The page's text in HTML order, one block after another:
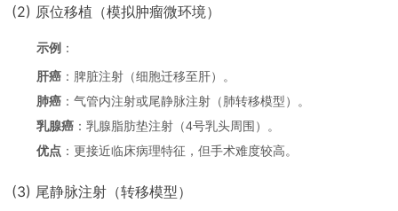
(2) 原位移植（模拟肿瘤微环境）
示例 ：
肝癌：脾脏注射（细胞迁移至肝）。
肺癌：气管内注射或尾静脉注射（肺转移模型）。
乳腺癌：乳腺脂肪垫注射（4号乳头周围）。
优点：更接近临床病理特征，但手术难度较高。
(3) 尾静脉注射（转移模型）